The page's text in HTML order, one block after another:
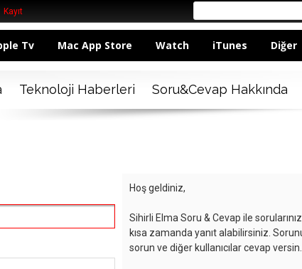
Kayıt
Tv Mac App Store Watch iTunes Diğer
Teknoloji Haberleri Soru&Cevap Hakkında
Hoş geldiniz,
Sihirli Elma Soru & Cevap ile
kısa zamanda yanıt alabilirsiniz.
sorun ve diğer kullanıcılar cevap versin.